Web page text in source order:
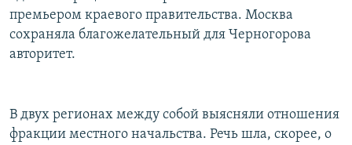
премьером краевого правительства. Москва
сохраняла благожелательный для Черногорова
авторитет.
В двух регионах между собой выясняли отношения
фракции местного начальства. Речь шла, скорее, о